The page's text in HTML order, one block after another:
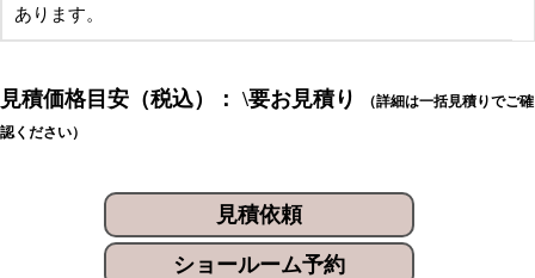
あります。
見積価格目安（税込）： \要お見積り
（詳細は一括見積りでご確
認ください）
見積依頼
ショールーム予約